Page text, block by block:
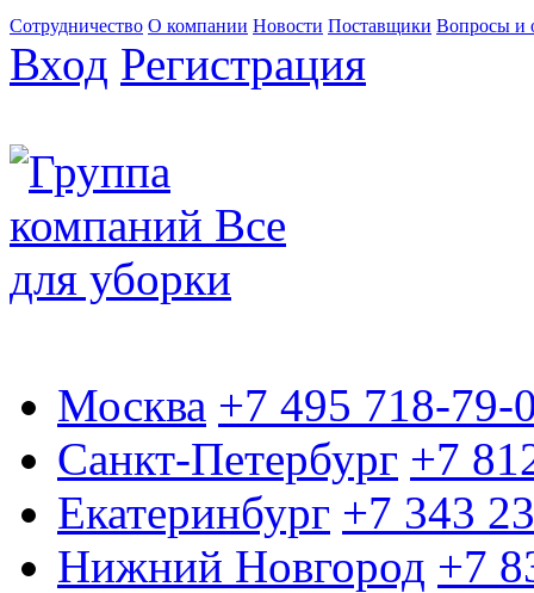
Сотрудничество О компании Новости Поставщики Вопросы и
Вход Регистрация
Москва +7 495 718-79-
Санкт-Петербург +7
Екатеринбург +7 343
Нижний Новгород +7